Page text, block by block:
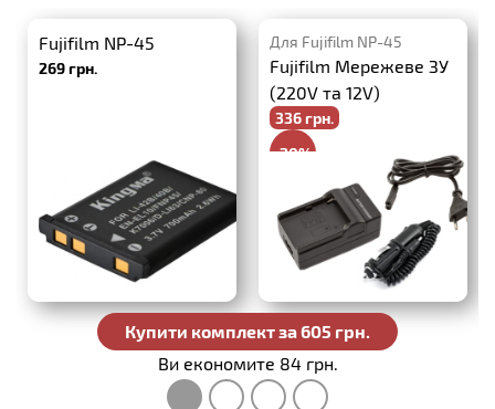
Fujifilm NP-45
269 грн.
Для Fujifilm NP-45
Fujifilm Мережеве ЗУ
(220V та 12V)
336 грн.
-20%
420 грн.
Купити комплект за 605 грн.
Ви економите 84 грн.